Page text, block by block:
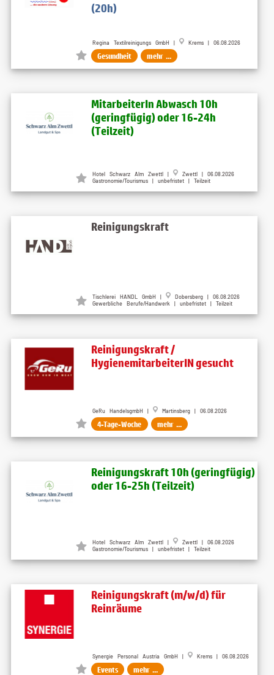
(20h)
Regina Textilreinigungs GmbH | Krems | 06.08.2026
Gesundheit mehr ...
MitarbeiterIn Abwasch 10h
(geringfügig) oder 16-24h
(Teilzeit)
Hotel Schwarz Alm Zwettl |
Zwettl | 06.08.2026
Gastronomie/Tourismus | unbefristet | Teilzeit
Reinigungskraft
Tischlerei HANDL GmbH |
Dobersberg | 06.08.2026
Gewerbliche Berufe/Handwerk | unbefristet | Teilzeit
Reinigungskraft /
HygienemitarbeiterIN gesucht
GeRu HandelsgmbH | Martinsberg | 06.08.2026
4-Tage-Woche mehr ...
Reinigungskraft 10h (geringfügig)
oder 16-25h (Teilzeit)
Hotel Schwarz Alm Zwettl |
Zwettl | 06.08.2026
Gastronomie/Tourismus | unbefristet | Teilzeit
Reinigungskraft (m/w/d) für
Reinräume
Synergie Personal Austria GmbH | Krems | 06.08.2026
Events mehr ...